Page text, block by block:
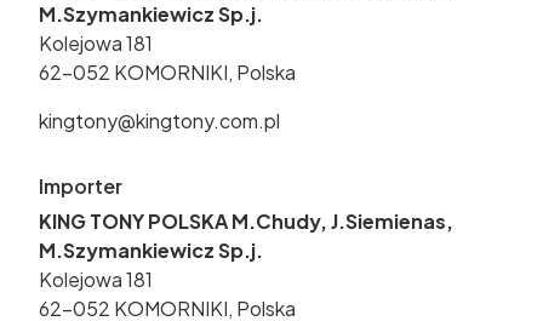
M.Szymankiewicz Sp.j.
Kolejowa 181
62-052 KOMORNIKI, Polska
kingtony@kingtony.com.pl
Importer
KING TONY POLSKA M.Chudy, J.Siemienas,
M.Szymankiewicz Sp.j.
Kolejowa 181
62-052 KOMORNIKI, Polska